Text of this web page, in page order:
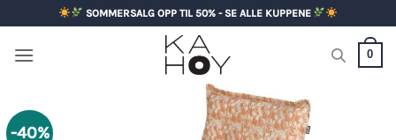
to
content
SOMMERSALG OPP TIL 50% - SE ALLE KUPPENE
0
-40%